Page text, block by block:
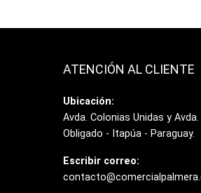
ATENCIÓN AL CLIENTE
Ubicación:
Avda. Colonias Unidas y
Obligado - Itapúa - Paraguay.
Escribir correo: